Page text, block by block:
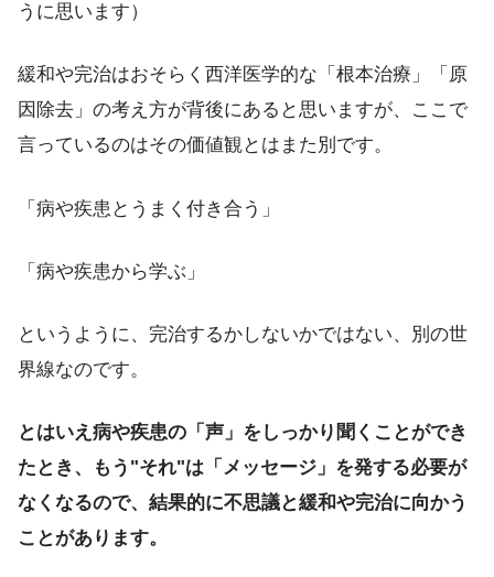
うに思います）
緩和や完治はおそらく西洋医学的な「根本治療」「原
因除去」の考え方が背後にあると思いますが、ここで
言っているのはその価値観とはまた別です。
「病や疾患とうまく付き合う」
「病や疾患から学ぶ」
というように、完治するかしないかではない、別の世
界線なのです。
とはいえ病や疾患の「声」をしっかり聞くことができ
たとき、もう"それ"は「メッセージ」を発する必要が
なくなるので、結果的に不思議と緩和や完治に向かう
ことがあります。